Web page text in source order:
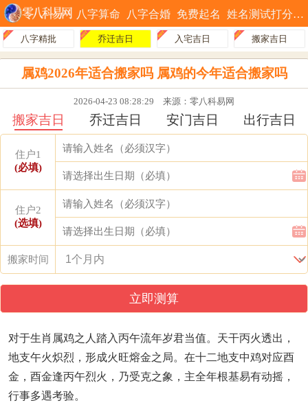
八字算命 八字合婚 免费起名 姓名测试打分
八字精批 乔迁吉日 入宅吉日 搬家吉日
属鸡2026年适合搬家吗 属鸡的今年适合搬家吗
2026-04-23 08:28:29 来源：零八科易网
搬家吉日 乔迁吉日 安门吉日 出行吉日
住户1
(必填)
住户2
(选填)
搬家时间
立即测算
对于生肖属鸡之人踏入丙午流年岁君当值。天干丙火透出，
地支午火炽烈，形成火旺熔金之局。在十二地支中鸡对应酉
金，酉金逢丙午烈火，乃受克之象，主全年根基易有动摇，
行事多遇考验。